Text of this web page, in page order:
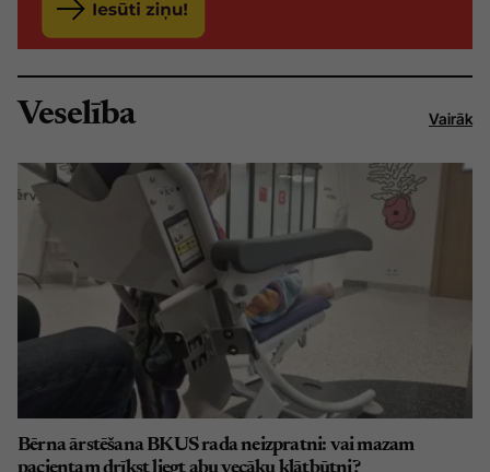
Veselība Vairāk
Bērna ārstēšana BKUS rada neizpratni: vai mazam